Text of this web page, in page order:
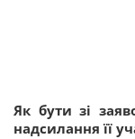
Як бути зі
надсилання її